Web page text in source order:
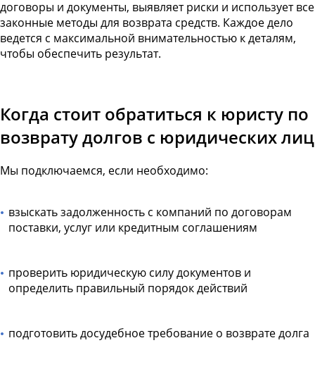
договоры и документы, выявляет риски и использует все
законные методы для возврата средств. Каждое дело
ведется с максимальной внимательностью к деталям,
чтобы обеспечить результат.
Когда стоит обратиться к юристу по
возврату долгов с юридических лиц
Мы подключаемся, если необходимо:
взыскать задолженность с компаний по договорам
поставки, услуг или кредитным соглашениям
проверить юридическую силу документов и
определить правильный порядок действий
подготовить досудебное требование о возврате долга